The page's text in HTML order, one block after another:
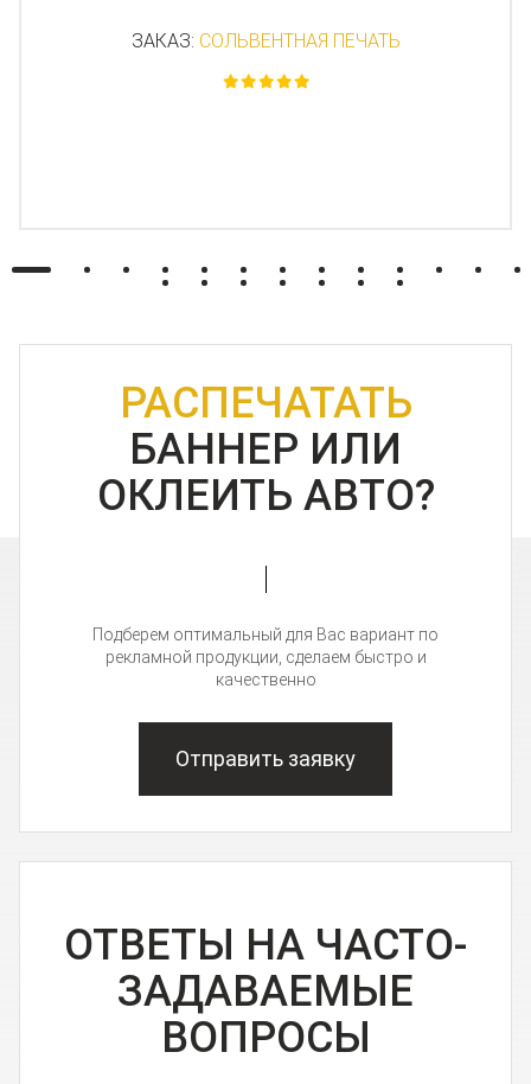
ЗАКАЗ: СОЛЬВЕНТНАЯ ПЕЧАТЬ
РАСПЕЧАТАТЬ
БАННЕР ИЛИ
ОКЛЕИТЬ АВТО?
Подберем оптимальный для Вас вариант по
рекламной продукции, сделаем быстро и
качественно
Отправить заявку
ОТВЕТЫ НА ЧАСТО-
ЗАДАВАЕМЫЕ
ВОПРОСЫ